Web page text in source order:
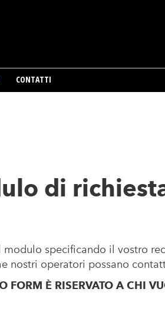
CONTATTI
di
specificando il vostro
nostri operatori possano
FORM È RISERVATO A CHI